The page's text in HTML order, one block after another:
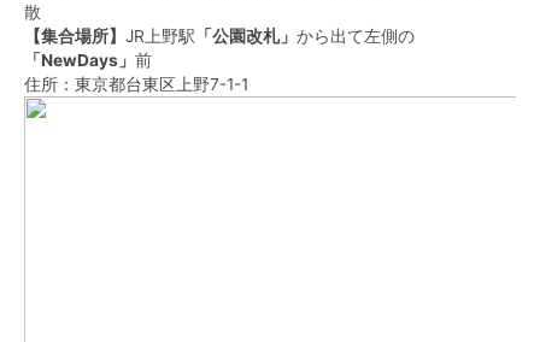
散
【集合場所】 JR上野駅 「公園改札」 から出て左側の
「NewDays」 前
住所：東京都台東区上野7-1-1